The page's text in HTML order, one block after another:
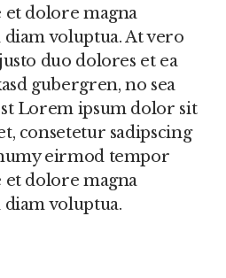
dolore magna
diam voluptua. At vero
duo dolores et ea
gubergren, no sea
Lorem ipsum dolor sit
consetetur sadipscing
eirmod tempor
dolore magna
diam voluptua.